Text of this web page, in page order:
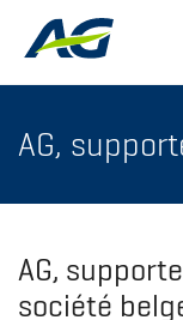
AG,
AG,
société